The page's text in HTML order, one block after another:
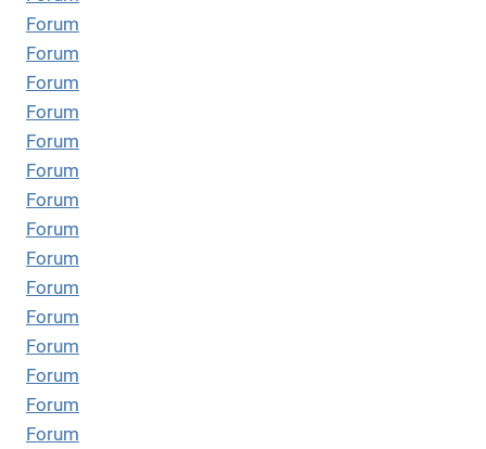
Forum
Forum
Forum
Forum
Forum
Forum
Forum
Forum
Forum
Forum
Forum
Forum
Forum
Forum
Forum